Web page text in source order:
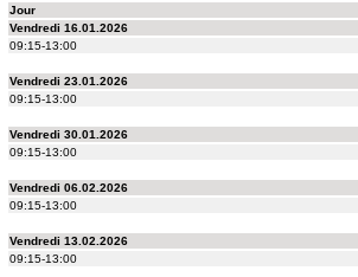
Jour
Vendredi 16.01.2026
09:15-13:00
Vendredi 23.01.2026
09:15-13:00
Vendredi 30.01.2026
09:15-13:00
Vendredi 06.02.2026
09:15-13:00
Vendredi 13.02.2026
09:15-13:00